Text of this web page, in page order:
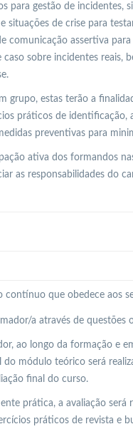
para gestão de incidentes,
situações de crise para
assertiva para
sobre incidentes reais,
grupo, estas terão a
práticos de identificação,
preventivas para
ativa dos formandos
as responsabilidades do
contínuo que obedece aos
a através de questões
ao longo da formação e
módulo teórico será
final do curso.
prática, a avaliação será
práticos de revista e